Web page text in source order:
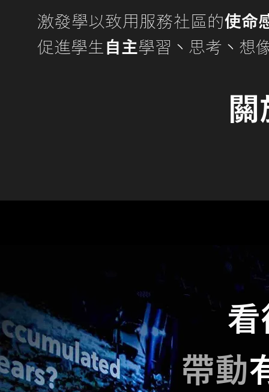
激發學以致用服務社區的使命
促進學生 自主學習 丶 思考 丶 想
關
看
帶動